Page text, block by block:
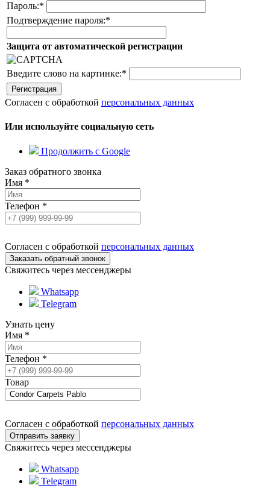
Пароль:*
Подтверждение пароля:*
Защита от автоматической регистрации
Введите слово на картинке:*
Согласен с обработкой персональных данных
Или используйте социальную сеть
Продолжить с Google
Заказ обратного звонка
Имя *
Телефон *
Согласен с обработкой персональных данных
Свяжитесь через мессенджеры
Whatsapp
Telegram
Узнать цену
Имя *
Телефон *
Товар
Согласен с обработкой персональных данных
Свяжитесь через мессенджеры
Whatsapp
Telegram